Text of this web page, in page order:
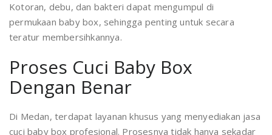
Kotoran, debu, dan bakteri dapat mengumpul di
permukaan baby box, sehingga penting untuk secara
teratur membersihkannya.
Proses Cuci Baby Box
Dengan Benar
Di Medan, terdapat layanan khusus yang menyediakan jasa
cuci baby box profesional. Prosesnya tidak hanya sekadar